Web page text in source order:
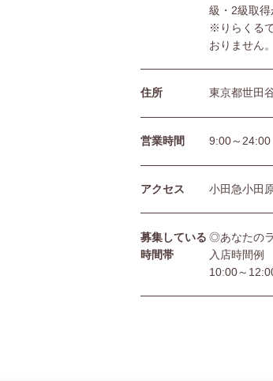
級・2級取得
※りらくる
おりません。
住所 東京都世田
営業時間 9:00～24:00
アクセス 小田急小田
募集している
時間帯
◎あなたの
入店時間例
10:00～